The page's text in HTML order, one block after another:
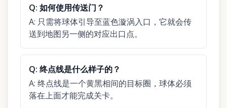
Q: 如何使用传送门？
A: 只需将球体引导至蓝色漩涡入口，它就会传
送到地图另一侧的对应出口点。
Q: 终点线是什么样子的？
A: 终点线是一个黄黑相间的目标圈，球体必须
落在上面才能完成关卡。